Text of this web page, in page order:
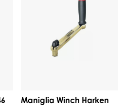
Maniglia Winch Harken